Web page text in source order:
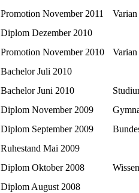
Promotion November 2011
Diplom Dezember 2010
Promotion November 2010
Bachelor Juli 2010
Bachelor Juni 2010
Diplom November 2009
Diplom September 2009
Ruhestand Mai 2009
Diplom Oktober 2008
Diplom August 2008